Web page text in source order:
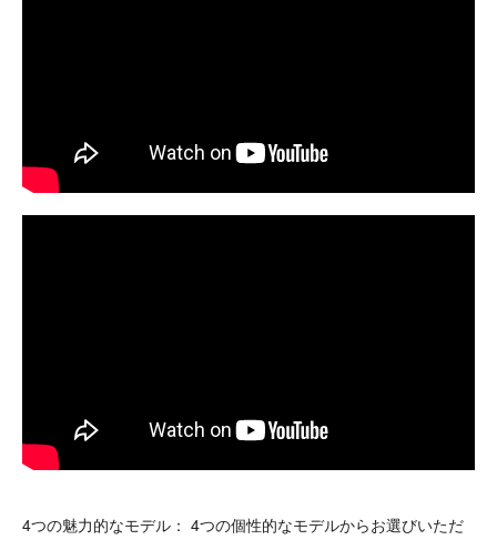
4つの魅力的なモデル： 4つの個性的なモデルからお選びいただ